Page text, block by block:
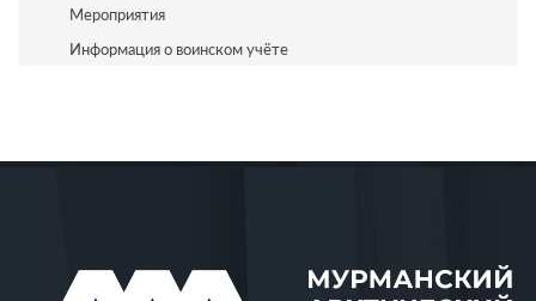
Мероприятия
Информация о воинском учёте